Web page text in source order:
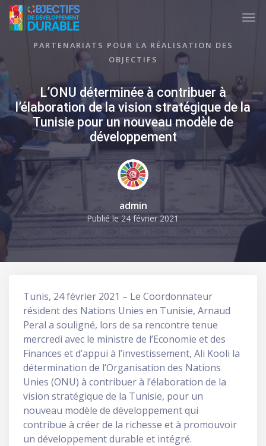
Skip to main content
TUNISIA ODD
PARTENARIATS POUR LA RÉALISATION DES
OBJECTIFS
L’ONU déterminée à contribuer à
l’élaboration de la vision stratégique de la
Tunisie pour un nouveau modèle de
développement
Publié le 24 février 2021
admin
Tunis, 24 février 2021 – Le Coordonnateur
résident des Nations Unies en Tunisie, Arnaud
Peral a souligné, lors de sa rencontre tenue
mercredi avec le ministre de l’Economie et des
Finances et d’appui à l’investissement, Ali Kooli la
détermination de l’Organisation des Nations
Unies (ONU) à contribuer à l’élaboration de la
vision stratégique de la Tunisie, pour un
nouveau modèle de développement qui
contribue à créer de la richesse et à promouvoir
un développement durable et intégré.